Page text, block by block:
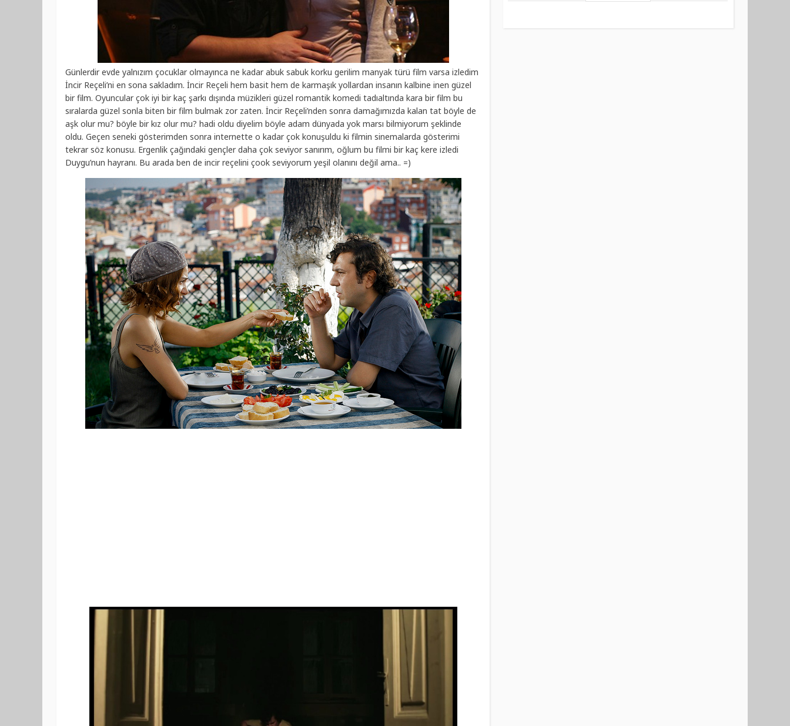
Günlerdir evde yalnızım çocuklar olmayınca ne kadar abuk sabuk korku gerilim manyak türü film varsa izledim
İncir Reçeli’ni en sona sakladım. İncir Reçeli hem basit hem de karmaşık yollardan insanın kalbine inen güzel
bir film. Oyuncular çok iyi bir kaç şarkı dışında müzikleri güzel romantik komedi tadıaltında kara bir film bu
sıralarda güzel sonla biten bir film bulmak zor zaten. İncir Reçeli’nden sonra damağımızda kalan tat böyle de
aşk olur mu? böyle bir kız olur mu? hadi oldu diyelim böyle adam dünyada yok marsı bilmiyorum şeklinde
oldu. Geçen seneki gösterimden sonra internette o kadar çok konuşuldu ki filmin sinemalarda gösterimi
tekrar söz konusu. Ergenlik çağındaki gençler daha çok seviyor sanırım, oğlum bu filmi bir kaç kere izledi
Duygu’nun hayranı. Bu arada ben de incir reçelini çook seviyorum yeşil olanını değil ama.. =)